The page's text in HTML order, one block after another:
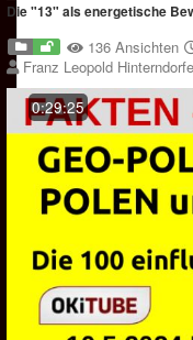
Die "13" als energetische
136 Ansichten
Franz Leopold
0:29:25